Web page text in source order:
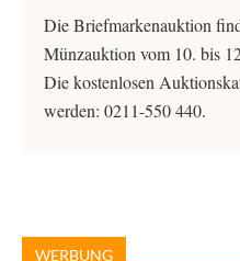
Die Briefmarkenauktion
Münzauktion vom 10. bis
Die kostenlosen
werden: 0211-550 440.
WERBUNG